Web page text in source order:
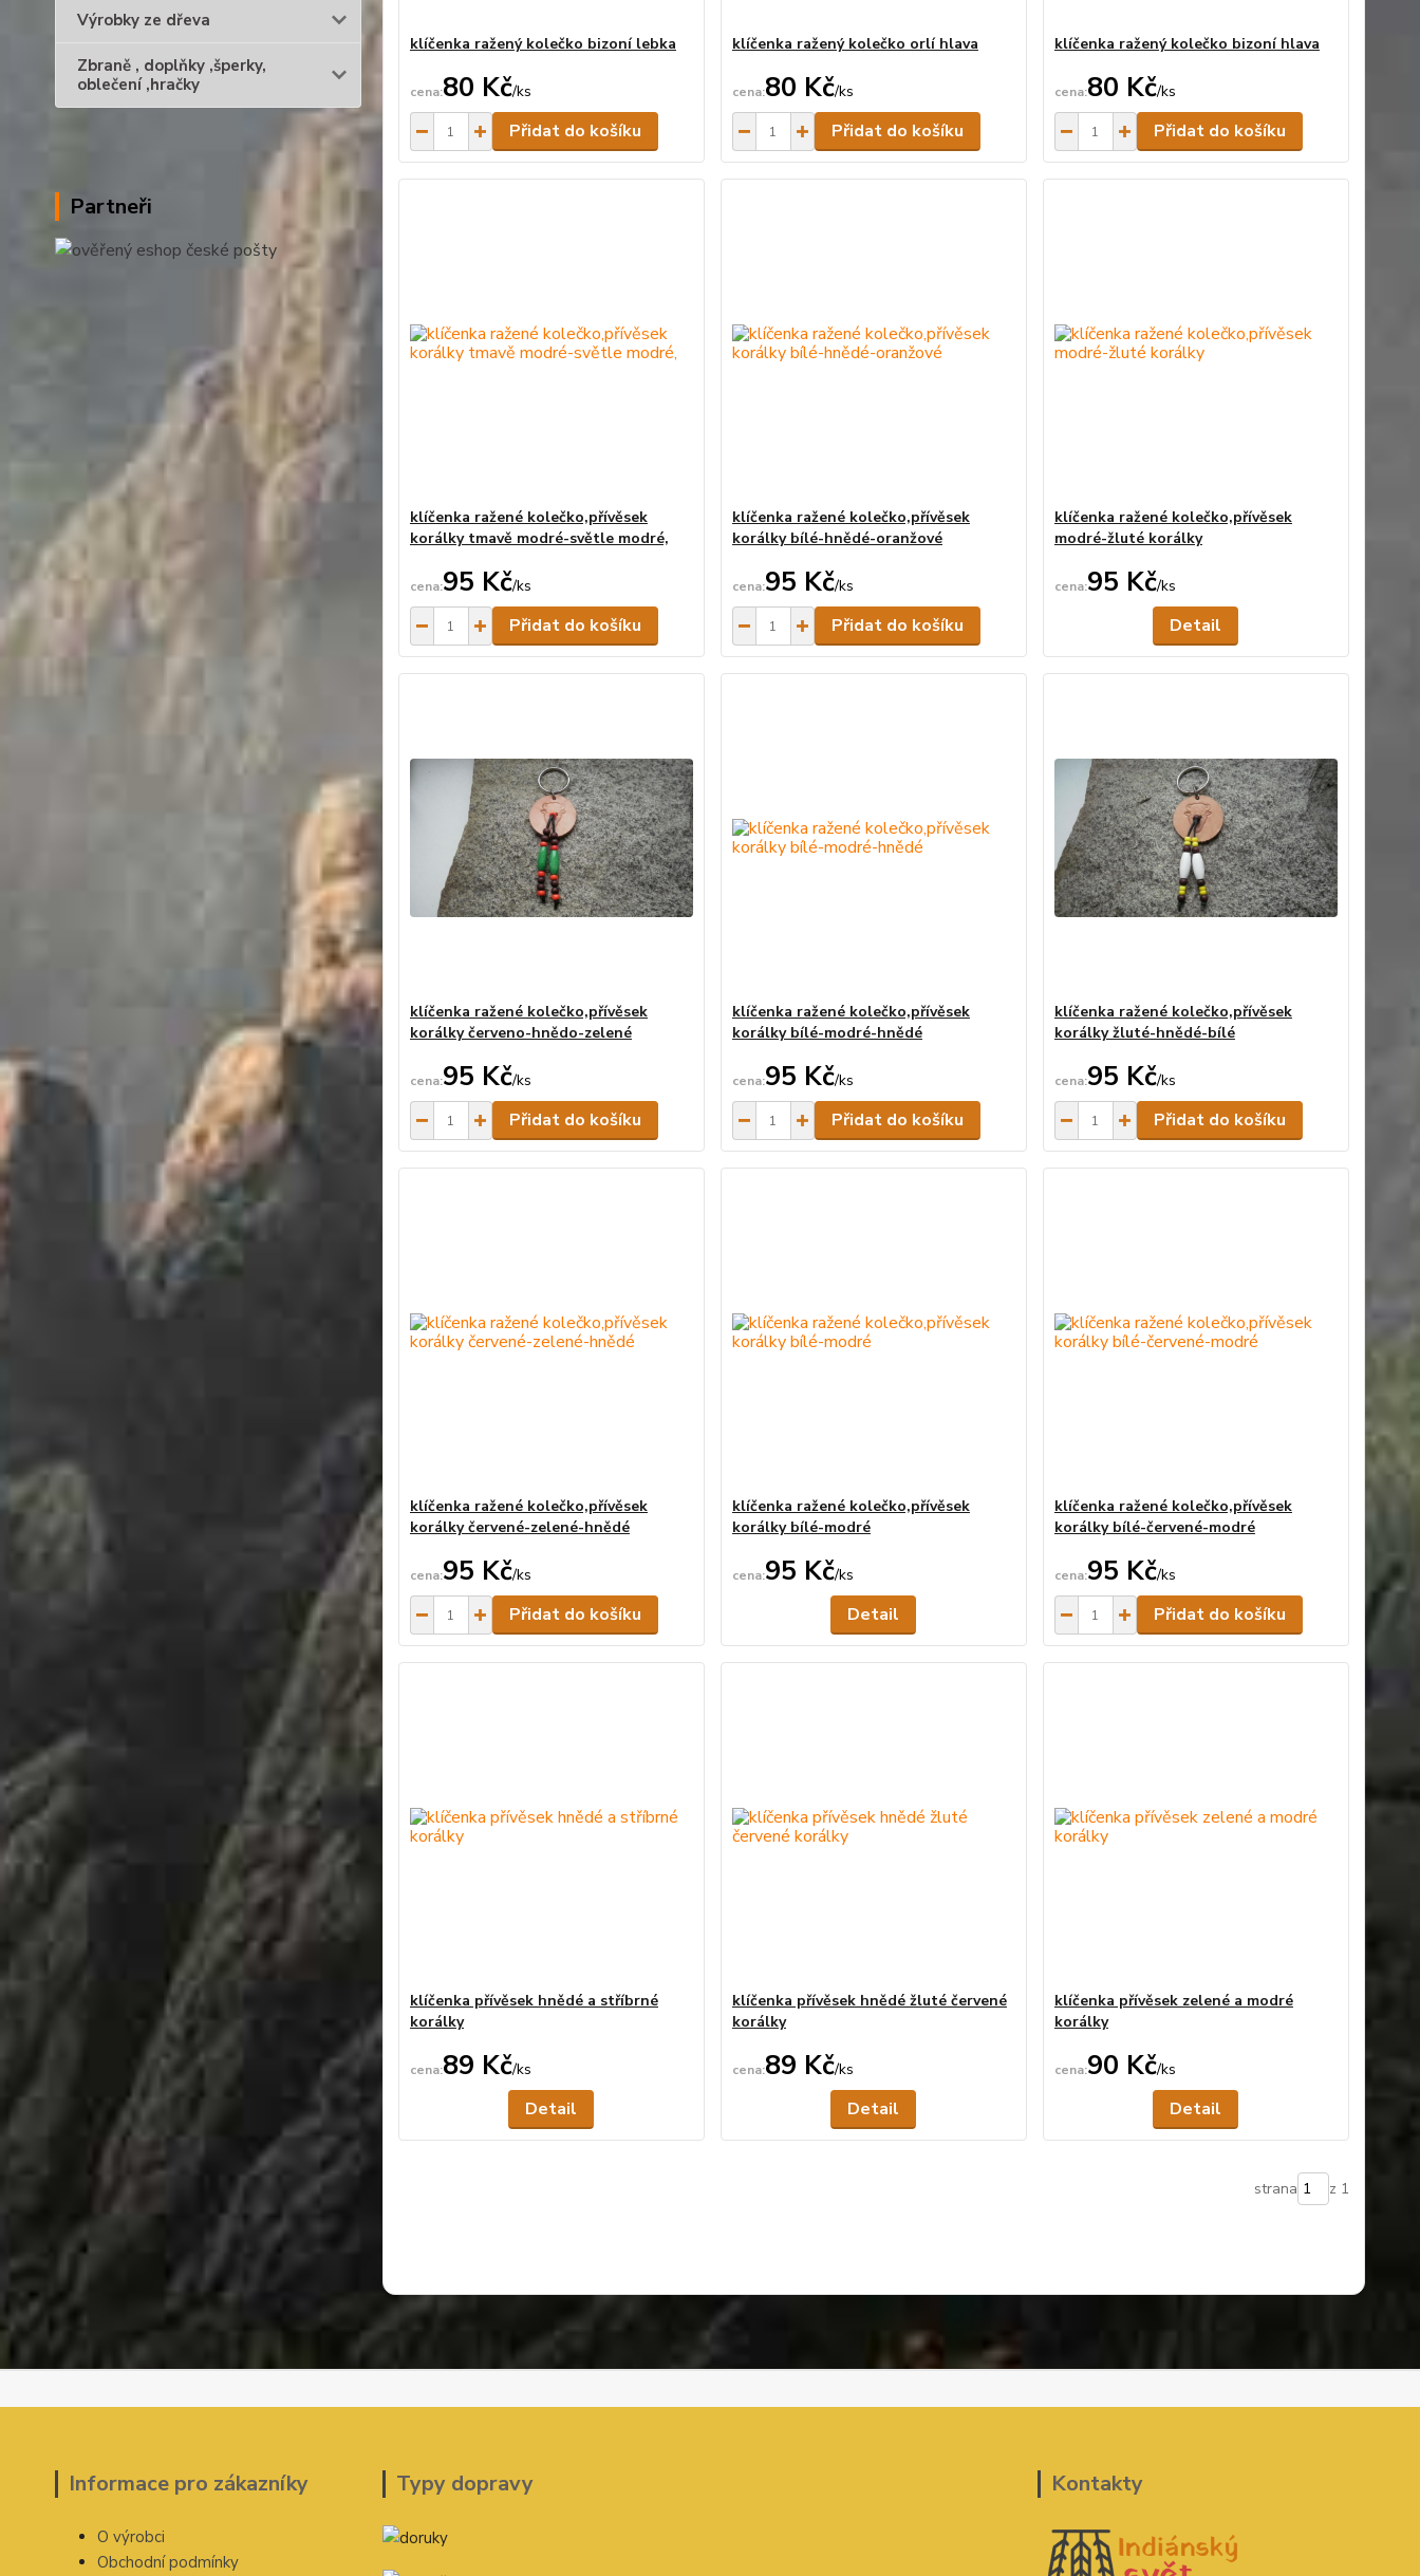
Výrobky ze dřeva
Zbraně , doplňky ,šperky,
oblečení ,hračky
Partneři
klíčenka ražený kolečko bizoní lebka
80 Kč/ks
Přidat do košíku
klíčenka ražený kolečko orlí hlava
80 Kč/ks
Přidat do košíku
klíčenka ražený kolečko bizoní hlava
80 Kč/ks
Přidat do košíku
klíčenka ražené kolečko,přívěsek
korálky tmavě modré-světle modré,
95 Kč/ks
Přidat do košíku
klíčenka ražené kolečko,přívěsek
korálky bílé-hnědé-oranžové
95 Kč/ks
Přidat do košíku
klíčenka ražené kolečko,přívěsek
modré-žluté korálky
95 Kč/ks
Detail
klíčenka ražené kolečko,přívěsek
korálky červeno-hnědo-zelené
95 Kč/ks
Přidat do košíku
klíčenka ražené kolečko,přívěsek
korálky bílé-modré-hnědé
95 Kč/ks
Přidat do košíku
klíčenka ražené kolečko,přívěsek
korálky žluté-hnědé-bílé
95 Kč/ks
Přidat do košíku
klíčenka ražené kolečko,přívěsek
korálky červené-zelené-hnědé
95 Kč/ks
Přidat do košíku
klíčenka ražené kolečko,přívěsek
korálky bílé-modré
95 Kč/ks
Detail
klíčenka ražené kolečko,přívěsek
korálky bílé-červené-modré
95 Kč/ks
Přidat do košíku
klíčenka přívěsek hnědé a stříbrné
korálky
89 Kč/ks
Detail
klíčenka přívěsek hnědé žluté červené
korálky
89 Kč/ks
Detail
klíčenka přívěsek zelené a modré
korálky
90 Kč/ks
Detail
strana z 1
Informace pro zákazníky
O výrobci
Obchodní podmínky
Typy dopravy Kontakty